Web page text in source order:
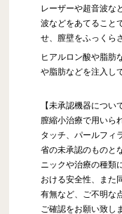
レーザーや超音波な
波などをあてること
せ、膣壁をふっくら
ヒアルロン酸や脂肪
や脂肪などを注入し
【未承認機器につい
膣縮小治療で用いら
タッチ、パールフィ
省の未承認のものと
ニックや治療の種類
おける安全性、また
有無など、ご不明な
ご確認をお願い致し